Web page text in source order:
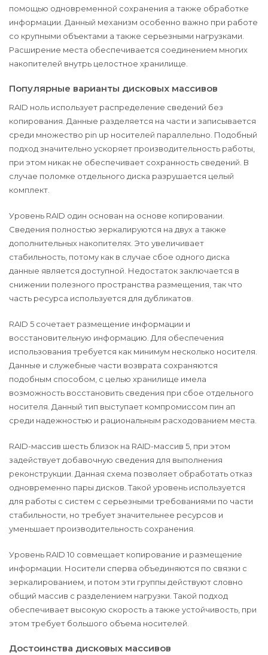
помощью одновременной сохранения а также обработке
информации. Данный механизм особенно важно при работе
со крупными объектами а также серьезными нагрузками.
Расширение места обеспечивается соединением многих
накопителей внутрь целостное хранилище.
Популярные варианты дисковых массивов
RAID ноль использует распределение сведений без
копирования. Данные разделяется на части и записывается
среди множество pin up носителей параллельно. Подобный
подход значительно ускоряет производительность работы,
при этом никак не обеспечивает сохранность сведений. В
случае поломке отдельного диска разрушается целый
комплект.
Уровень RAID один основан на основе копировании.
Сведения полностью зеркалируются на двух а также
дополнительных накопителях. Это увеличивает
стабильность, потому как в случае сбое одного диска
данные является доступной. Недостаток заключается в
снижении полезного пространства размещения, так что
часть ресурса используется для дубликатов.
RAID 5 сочетает размещение информации и
восстановительную информацию. Для обеспечения
использования требуется как минимум несколько носителя.
Данные и служебные части возврата сохраняются
подобным способом, с целью хранилище имела
возможность восстановить сведения при сбое отдельного
носителя. Данный тип выступает компромиссом пин ап
среди надежностью и рациональным расходованием места.
RAID-массив шесть близок на RAID-массив 5, при этом
задействует добавочную сведения для выполнения
реконструкции. Данная схема позволяет обработать отказ
одновременно пары дисков. Такой уровень используется
для работы с систем с серьезными требованиями по части
стабильности, но требует значительнее ресурсов и
уменьшает производительность сохранения.
Уровень RAID 10 совмещает копирование и размещение
информации. Носители сперва объединяются по связки с
зеркалированием, и потом эти группы действуют словно
общий массив с разделением нагрузки. Такой подход
обеспечивает высокую скорость а также устойчивость, при
этом требует большого объема носителей.
Достоинства дисковых массивов